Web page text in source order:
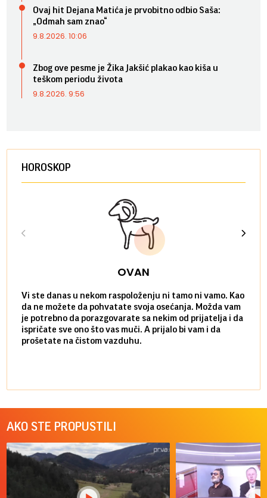
Ovaj hit Dejana Matića je prvobitno odbio Saša:
„Odmah sam znao“
9.8.2026. 10:06
Zbog ove pesme je Žika Jakšić plakao kao kiša u
teškom periodu života
9.8.2026. 9:56
HOROSKOP
OVAN
Vi ste danas u nekom raspoloženju ni tamo ni vamo. Kao
da ne možete da pohvatate svoja osećanja. Možda vam
je potrebno da porazgovarate sa nekim od prijatelja i da
ispričate sve ono što vas muči. A prijalo bi vam i da
prošetate na čistom vazduhu.
AKO STE PROPUSTILI